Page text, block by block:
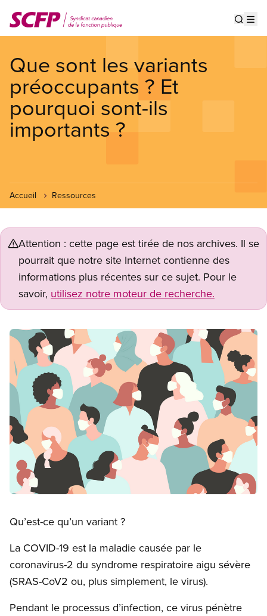
au
contenu
Que sont les variants
préoccupants ? Et
pourquoi sont-ils
importants ?
Accueil Ressources
Attention : cette page est tirée de nos archives. Il se
pourrait que notre site Internet contienne des
informations plus récentes sur ce sujet. Pour le
savoir, utilisez notre moteur de recherche.
Image
Qu’est-ce qu’un variant ?
La COVID-19 est la maladie causée par le
coronavirus-2 du syndrome respiratoire aigu sévère
(SRAS-CoV2 ou, plus simplement, le virus).
Pendant le processus d’infection, ce virus pénètre